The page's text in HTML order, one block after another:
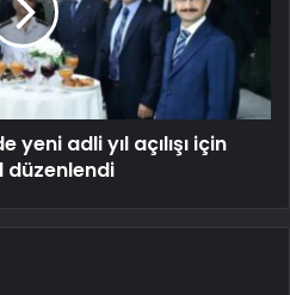
yeni adli yıl açılışı için
düzenlendi